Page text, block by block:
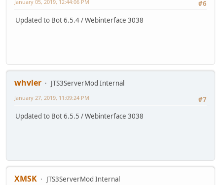
#6
January 05, 2019, 12:44:06 PM
Updated to Bot 6.5.4 / Webinterface 3038
whvler
JTS3ServerMod Internal
#7
January 27, 2019, 11:09:24 PM
Updated to Bot 6.5.5 / Webinterface 3038
XMSK
JTS3ServerMod Internal